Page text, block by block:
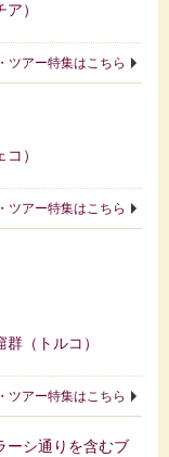
）
ツアー特集はこちら
）
ツアー特集はこちら
（トルコ）
ツアー特集はこちら
ーシ通りを含むブ